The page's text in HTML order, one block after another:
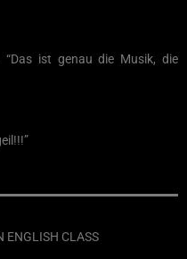
“Das ist genau die Musik, die
ENGLISH CLASS